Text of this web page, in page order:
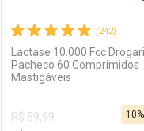
(242)
Lactase 10.000 Fcc
Pacheco 60 Comprimidos
Mastigáveis
R$ 59,99